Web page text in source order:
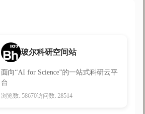
玻尔科研空间站
面向“AI for Science”的一站式科研云平
台
浏览数: 58670访问数: 28514